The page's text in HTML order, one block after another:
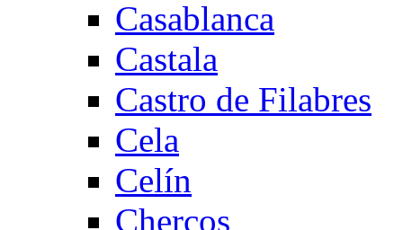
Casablanca
Castala
Castro de Filabres
Cela
Celín
Chercos